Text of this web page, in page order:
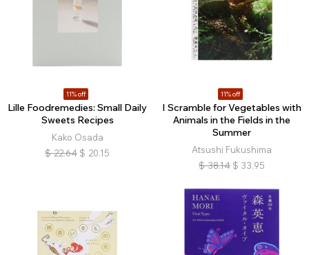
11% off
Lille Foodremedies: Small Daily
Sweets Recipes
Kako Osada
$ 22.64 $ 20.15
11% off
I Scramble for Vegetables with
Animals in the Fields in the
Summer
Atsushi Fukushima
$ 38.14 $ 33.95